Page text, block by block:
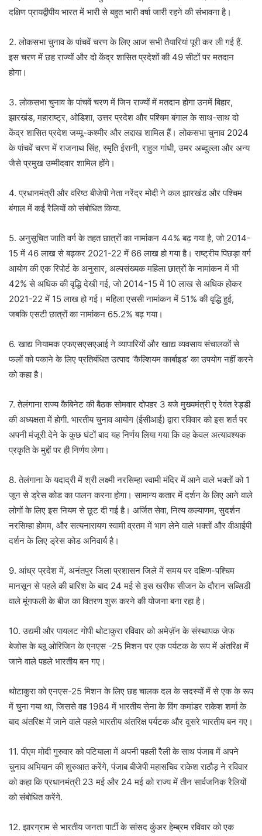
दक्षिण प्रायद्वीपीय भारत में भारी से बहुत भारी वर्षा जारी रहने की संभावना है।
2. लोकसभा चुनाव के पांचवें चरण के लिए आज सभी तैयारियां पूरी कर ली गई हैं.
इस चरण में छह राज्यों और दो केंद्र शासित प्रदेशों की 49 सीटों पर मतदान
होगा।
3. लोकसभा चुनाव के पांचवें चरण में जिन राज्यों में मतदान होगा उनमें बिहार,
झारखंड, महाराष्ट्र, ओडिशा, उत्तर प्रदेश और पश्चिम बंगाल के साथ-साथ दो
केंद्र शासित प्रदेश जम्मू-कश्मीर और लद्दाख शामिल हैं। लोकसभा चुनाव 2024
के पांचवें चरण में राजनाथ सिंह, स्मृति ईरानी, ​​राहुल गांधी, उमर अब्दुल्ला और अन्य
जैसे प्रमुख उम्मीदवार शामिल होंगे।
4. प्रधानमंत्री और वरिष्ठ बीजेपी नेता नरेंद्र मोदी ने कल झारखंड और पश्चिम
बंगाल में कई रैलियों को संबोधित किया.
5. अनुसूचित जाति वर्ग के तहत छात्रों का नामांकन 44% बढ़ गया है, जो 2014-
15 में 46 लाख से बढ़कर 2021-22 में 66 लाख हो गया है। राष्ट्रीय पिछड़ा वर्ग
आयोग की एक रिपोर्ट के अनुसार, अल्पसंख्यक महिला छात्रों के नामांकन में भी
42% से अधिक की वृद्धि देखी गई, जो 2014-15 में 10 लाख से अधिक होकर
2021-22 में 15 लाख हो गई। महिला एससी नामांकन में 51% की वृद्धि हुई,
जबकि एसटी छात्रों का नामांकन 65.2% बढ़ गया।
6. खाद्य नियामक एफएसएसएआई ने व्यापारियों और खाद्य व्यवसाय संचालकों से
फलों को पकाने के लिए प्रतिबंधित उत्पाद ‘कैल्शियम कार्बाइड’ का उपयोग नहीं करने
को कहा है।
7. तेलंगाना राज्य कैबिनेट की बैठक सोमवार दोपहर 3 बजे मुख्यमंत्री ए रेवंत रेड्डी
की अध्यक्षता में होगी. भारतीय चुनाव आयोग (ईसीआई) द्वारा रविवार को इस शर्त पर
अपनी मंजूरी देने के कुछ घंटों बाद यह निर्णय लिया गया कि वह केवल अत्यावश्यक
प्रकृति के मुद्दों पर ही निर्णय लेगा।
8. तेलंगाना के यदाद्री में श्री लक्ष्मी नरसिम्हा स्वामी मंदिर में आने वाले भक्तों को 1
जून से ड्रेस कोड का पालन करना होगा। सामान्य कतार में दर्शन के लिए आने वाले
लोगों के लिए इस नियम से छूट दी गई है। अर्जित सेवा, नित्य कल्याणम, सुदर्शन
नरसिम्हा होमम, और सत्यनारायण स्वामी व्रतम में भाग लेने वाले भक्तों और वीआईपी
दर्शन के लिए ड्रेस कोड अनिवार्य है।
9. आंध्र प्रदेश में, अनंतपुर जिला प्रशासन जिले में समय पर दक्षिण-पश्चिम
मानसून से पहले की बारिश के बाद 24 मई से इस खरीफ सीजन के दौरान सब्सिडी
वाले मूंगफली के बीज का वितरण शुरू करने की योजना बना रहा है।
10. उद्यमी और पायलट गोपी थोटाकुरा रविवार को अमेज़ॅन के संस्थापक जेफ
बेजोस के ब्लू ओरिजिन के एनएस -25 मिशन पर एक पर्यटक के रूप में अंतरिक्ष में
जाने वाले पहले भारतीय बन गए।
थोटाकुरा को एनएस-25 मिशन के लिए छह चालक दल के सदस्यों में से एक के रूप
में चुना गया था, जिससे वह 1984 में भारतीय सेना के विंग कमांडर राकेश शर्मा के
बाद अंतरिक्ष में जाने वाले पहले भारतीय अंतरिक्ष पर्यटक और दूसरे भारतीय बन गए।
11. पीएम मोदी गुरुवार को पटियाला में अपनी पहली रैली के साथ पंजाब में अपने
चुनाव अभियान की शुरुआत करेंगे, पंजाब बीजेपी महासचिव राकेश राठौड़ ने रविवार
को कहा कि प्रधानमंत्री 23 मई और 24 मई को राज्य में तीन सार्वजनिक रैलियों
को संबोधित करेंगे.
12. झारग्राम से भारतीय जनता पार्टी के सांसद कुंअर हेम्ब्रम रविवार को एक